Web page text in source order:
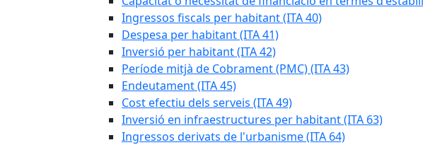
Ingressos fiscals per habitant (ITA 40)
Despesa per habitant (ITA 41)
Inversió per habitant (ITA 42)
Període mitjà de Cobrament (PMC) (ITA 43)
Endeutament (ITA 45)
Cost efectiu dels serveis (ITA 49)
Inversió en infraestructures per habitant (ITA 63)
Ingressos derivats de l'urbanisme (ITA 64)